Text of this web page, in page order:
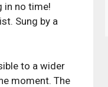
in no time!
Sung by a
to a wider
moment. The